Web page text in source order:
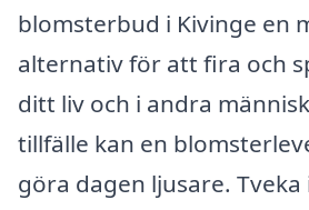
blomsterbud i Kivinge en
alternativ för att fira och
ditt liv och i andra
tillfälle kan en
göra dagen ljusare.